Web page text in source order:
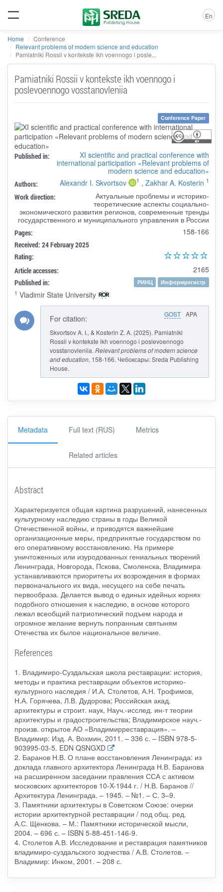
En
Home
Conference
Relevant problems of modern science and education
Pamiatniki Rossii v kontekste ikh voennogo i posle...
Pamiatniki Rossii v kontekste ikh voennogo i
poslevoennogo vosstanovleniia
Conference Paper
Published in:
XI scientific and practical conference with
international participation «Relevant problems of
modern science and education»
Authors: Alexandr I. Skvortsov 1 , Zakhar A. Kosterin 1
Work direction:
Актуальные проблемы и историко-
теоретические аспекты социально-
экономического развития регионов, современные тренды
государственного и муниципального управления в России
Pages: 158-166
Received: 24 February 2025
Rating:
Article accesses:
2165
Published in: РИНЦ
Информрегистр
1 Vladimir State University
GOST APA
For citation:
Skvortsov A. I., & Kosterin Z. A. (2025). Pamiatniki
Rossii v kontekste ikh voennogo i poslevoennogo
vosstanovleniia. Relevant problems of modern science
and education, 158-166. Чебоксары: Sreda Publishing
House.
Metadata Full text (RUS) Metrics
Related articles
Abstract
Характеризуется общая картина разрушений, нанесенных
культурному наследию страны в годы Великой
Отечественной войны, и приводятся важнейшие
организационные меры, предпринятые государством по
его оперативному восстановлению. На примере
уничтоженных или изуродованных гениальных творений
Ленинграда, Новгорода, Пскова, Смоленска, Владимира
устанавливаются приоритеты их возрождения в формах
первоначального их вида, несущего на себе печать
первообраза. Делается вывод о единых идейных корнях
подобного отношения к наследию, в основе которого
лежал всеобщий патриотический подъем народа и
огромное желание вернуть попранным святыням
Отечества их былое национальное величие.
References
1. Владимиро-Суздальская школа реставрации: история,
методы и практика реставрации объектов историко-
культурного наследия / И.А. Столетов, А.Н. Трофимов,
Н.А. Горячева, Л.В. Дудорова; Российская акад.
архитектуры и строит. наук, Науч.-исслед. ин-т теории
архитектуры и градостроительства; Владимирское науч.-
произв. открытое АО «Владимирреставрация». –
Владимир: Изд. А. Вохмин, 2011. – 336 с. – ISBN 978-5-
903995-03-5. EDN QSNGXD
2. Баранов Н.В. О плане восстановления Ленинграда: из
доклада главного архитектора Ленинграда Н.В. Баранова
на расширенном заседании правления ССА с активом
московских архитекторов 10-X-1944 г. / Н.В. Баранов //
Архитектура Ленинграда. – 1945. – №1. – С. 3–9.
3. Памятники архитектуры в Советском Союзе: очерки
истории архитектурной реставрации / под общ. ред.
А.С. Щенкова. – М.: Памятники исторической мысли,
2004. – 696 с. – ISBN 5-88-451-146-9.
4. Столетов А.В. Исследование и реставрация памятников
владимиро-суздальского зодчества / А.В. Столетов. –
Владимир: Инком, 2001. – 208 с.